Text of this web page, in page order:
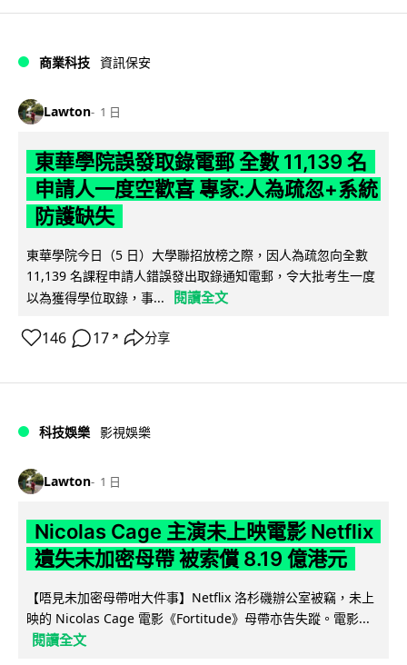
商業科技 資訊保安
Lawton 1 日
東華學院誤發取錄電郵 全數 11,139 名
申請人一度空歡喜 專家:人為疏忽+系統
防護缺失
東華學院今日（5 日）大學聯招放榜之際，因人為疏忽向全數
11,139 名課程申請人錯誤發出取錄通知電郵，令大批考生一度
以為獲得學位取錄，事...
閱讀全文
146 17 ↗ 分享
科技娛樂 影視娛樂
Lawton 1 日
Nicolas Cage 主演未上映電影 Netflix
遺失未加密母帶 被索償 8.19 億港元
【唔見未加密母帶咁大件事】Netflix 洛杉磯辦公室被竊，未上
映的 Nicolas Cage 電影《Fortitude》母帶亦告失蹤。電影...
閱讀全文